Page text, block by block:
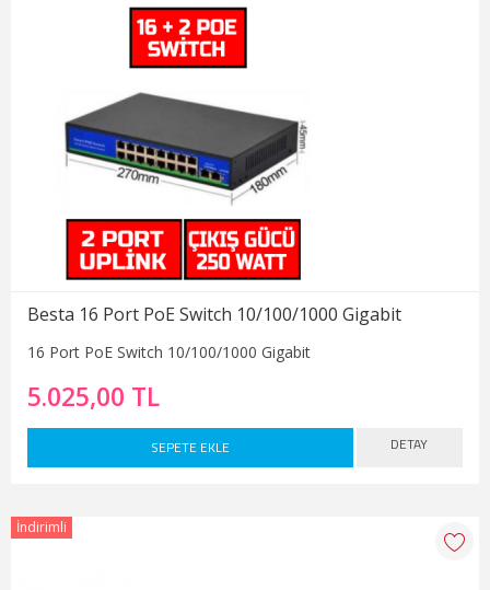
Besta 16 Port PoE Switch 10/100/1000 Gigabit
16 Port PoE Switch 10/100/1000 Gigabit
5.025,00 TL
SEPETE EKLE DETAY
İndirimli